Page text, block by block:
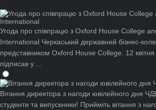
Угода про співпрацю з Oxford House College
International Черкаський державний бізнес-
представником Oxford House College. 12
підписав у ...
Вітання директора з нагоди ювілейного дня
студенти та випускники! Прийміть вітання з